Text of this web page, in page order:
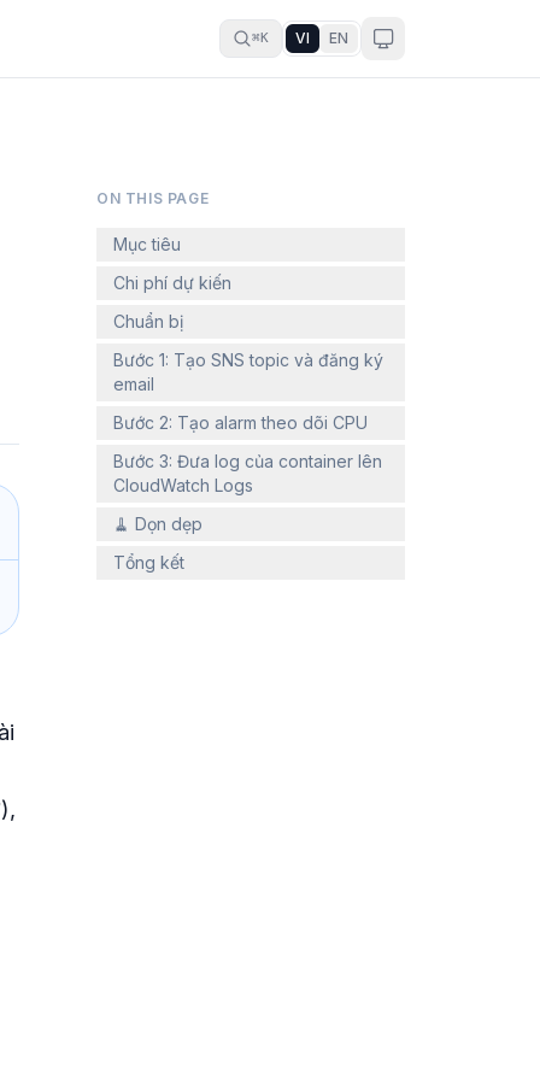
⌘K VI EN
ON THIS PAGE
Mục tiêu
Chi phí dự kiến
Chuẩn bị
Bước 1: Tạo SNS topic và đăng ký
email
Bước 2: Tạo alarm theo dõi CPU
Bước 3: Đưa log của container lên
CloudWatch Logs
🧹 Dọn dẹp
Tổng kết